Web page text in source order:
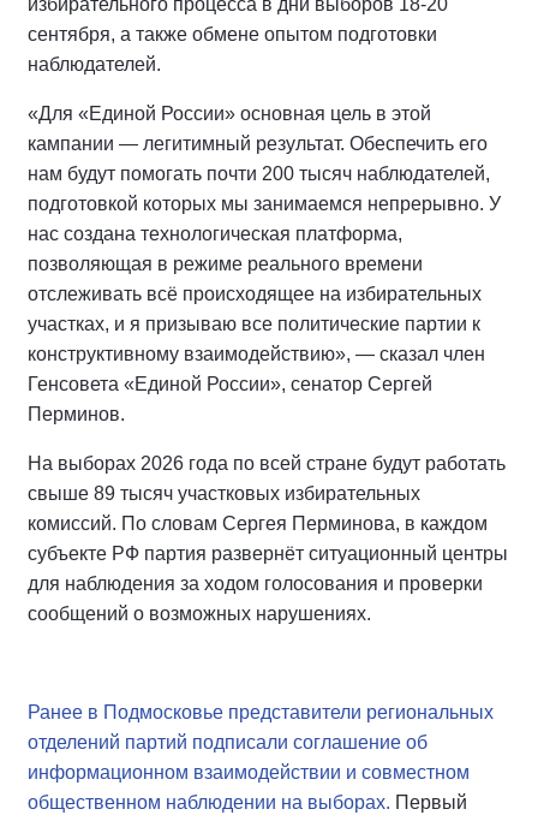
избирательного процесса в дни выборов 18-20
сентября, а также обмене опытом подготовки
наблюдателей.
«Для «Единой России» основная цель в этой
кампании — легитимный результат. Обеспечить его
нам будут помогать почти 200 тысяч наблюдателей,
подготовкой которых мы занимаемся непрерывно. У
нас создана технологическая платформа,
позволяющая в режиме реального времени
отслеживать всё происходящее на избирательных
участках, и я призываю все политические партии к
конструктивному взаимодействию», — сказал член
Генсовета «Единой России», сенатор Сергей
Перминов.
На выборах 2026 года по всей стране будут работать
свыше 89 тысяч участковых избирательных
комиссий. По словам Сергея Перминова, в каждом
субъекте РФ партия развернёт ситуационный центры
для наблюдения за ходом голосования и проверки
сообщений о возможных нарушениях.
Ранее в Подмосковье представители региональных
отделений партий подписали соглашение об
информационном взаимодействии и совместном
общественном наблюдении на выборах. Первый